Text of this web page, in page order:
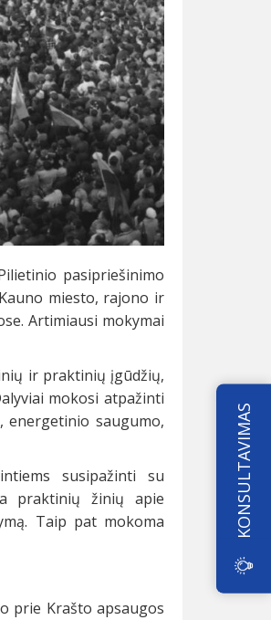
pasipriešinimo
miesto, rajono ir
Artimiausi mokymai
ir praktinių įgūdžių,
mokosi atpažinti
energetinio saugumo,
susipažinti su
praktinių žinių apie
Taip pat mokoma
prie Krašto apsaugos
KONSULTAVIMAS